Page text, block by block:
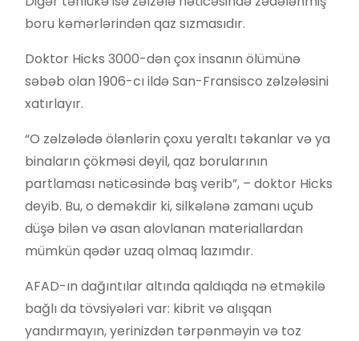
boru kəmərlərindən qaz sızmasıdır.
Doktor Hicks 3000-dən çox insanın ölümünə
səbəb olan 1906-cı ildə San-Fransisco zəlzələsini
xatırlayır.
“O zəlzələdə ölənlərin çoxu yeraltı təkanlar və ya
binaların çökməsi deyil, qaz borularının
partlaması nəticəsində baş verib”, – doktor Hicks
deyib. Bu, o deməkdir ki, silkələnə zamanı uçub
düşə bilən və asan alovlanan materiallardan
mümkün qədər uzaq olmaq lazımdır.
AFAD-ın dağıntılar altında qaldıqda nə etməkilə
bağlı da tövsiyələri var: kibrit və alışqan
yandırmayın, yerinizdən tərpənməyin və toz